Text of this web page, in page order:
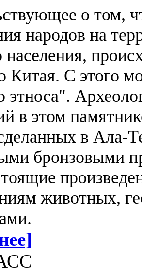
о том,
народов на
Китая. С этого
этноса".
в этом
в Ала-
бронзовыми
животных,